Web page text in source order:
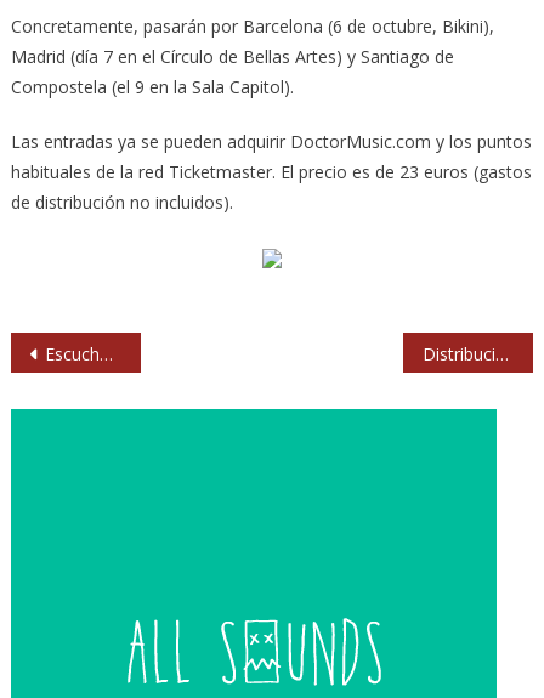
Concretamente, pasarán por Barcelona (6 de octubre, Bikini),
Madrid (día 7 en el Círculo de Bellas Artes) y Santiago de
Compostela (el 9 en la Sala Capitol).
Las entradas ya se pueden adquirir DoctorMusic.com y los puntos
habituales de la red Ticketmaster. El precio es de 23 euros (gastos
de distribución no incluidos).
Navegación
Escucha el nuevo single de Arctic Monkeys Distribución por días y escenarios del FIB 2013